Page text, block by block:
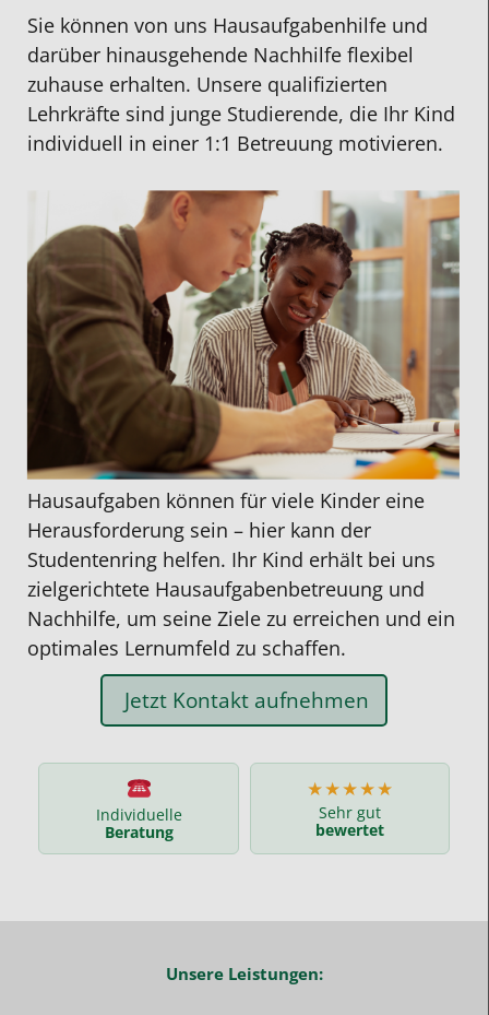
Sie können von uns Hausaufgabenhilfe und
darüber hinausgehende Nachhilfe flexibel
zuhause erhalten. Unsere qualifizierten
Lehrkräfte sind junge Studierende, die Ihr Kind
individuell in einer 1:1 Betreuung motivieren.
Hausaufgaben können für viele Kinder eine
Herausforderung sein – hier kann der
Studentenring helfen. Ihr Kind erhält bei uns
zielgerichtete Hausaufgabenbetreuung und
Nachhilfe, um seine Ziele zu erreichen und ein
optimales Lernumfeld zu schaffen.
Jetzt Kontakt aufnehmen
Individuelle
Beratung
★★★★★
Sehr gut
bewertet
Unsere Leistungen: